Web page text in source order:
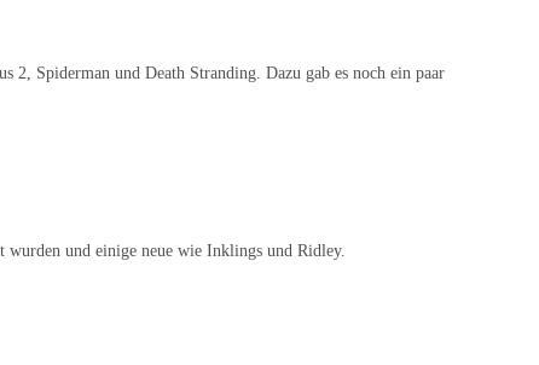
Spiderman und Death Stranding. Dazu gab es noch ein paar
und einige neue wie Inklings und Ridley.